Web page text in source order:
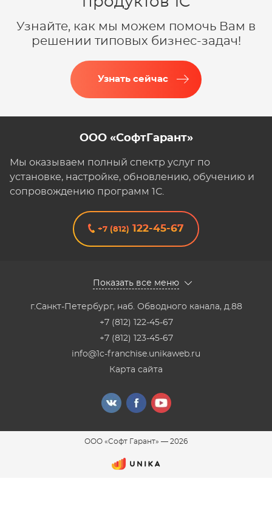
Узнайте, как мы можем помочь Вам в
решении типовых бизнес-задач!
Узнать сейчас
ООО «СофтГарант»
Мы оказываем полный спектр услуг по
установке, настройке, обновлению, обучению и
сопровождению программ 1С.
+7 (812) 122-45-67
Показать все меню
г.Санкт-Петербург, наб. Обводного канала, д.88
+7 (812) 122-45-67
+7 (812) 123-45-67
info@1c-franchise.unikaweb.ru
Карта сайта
ООО «Софт Гарант» — 2026